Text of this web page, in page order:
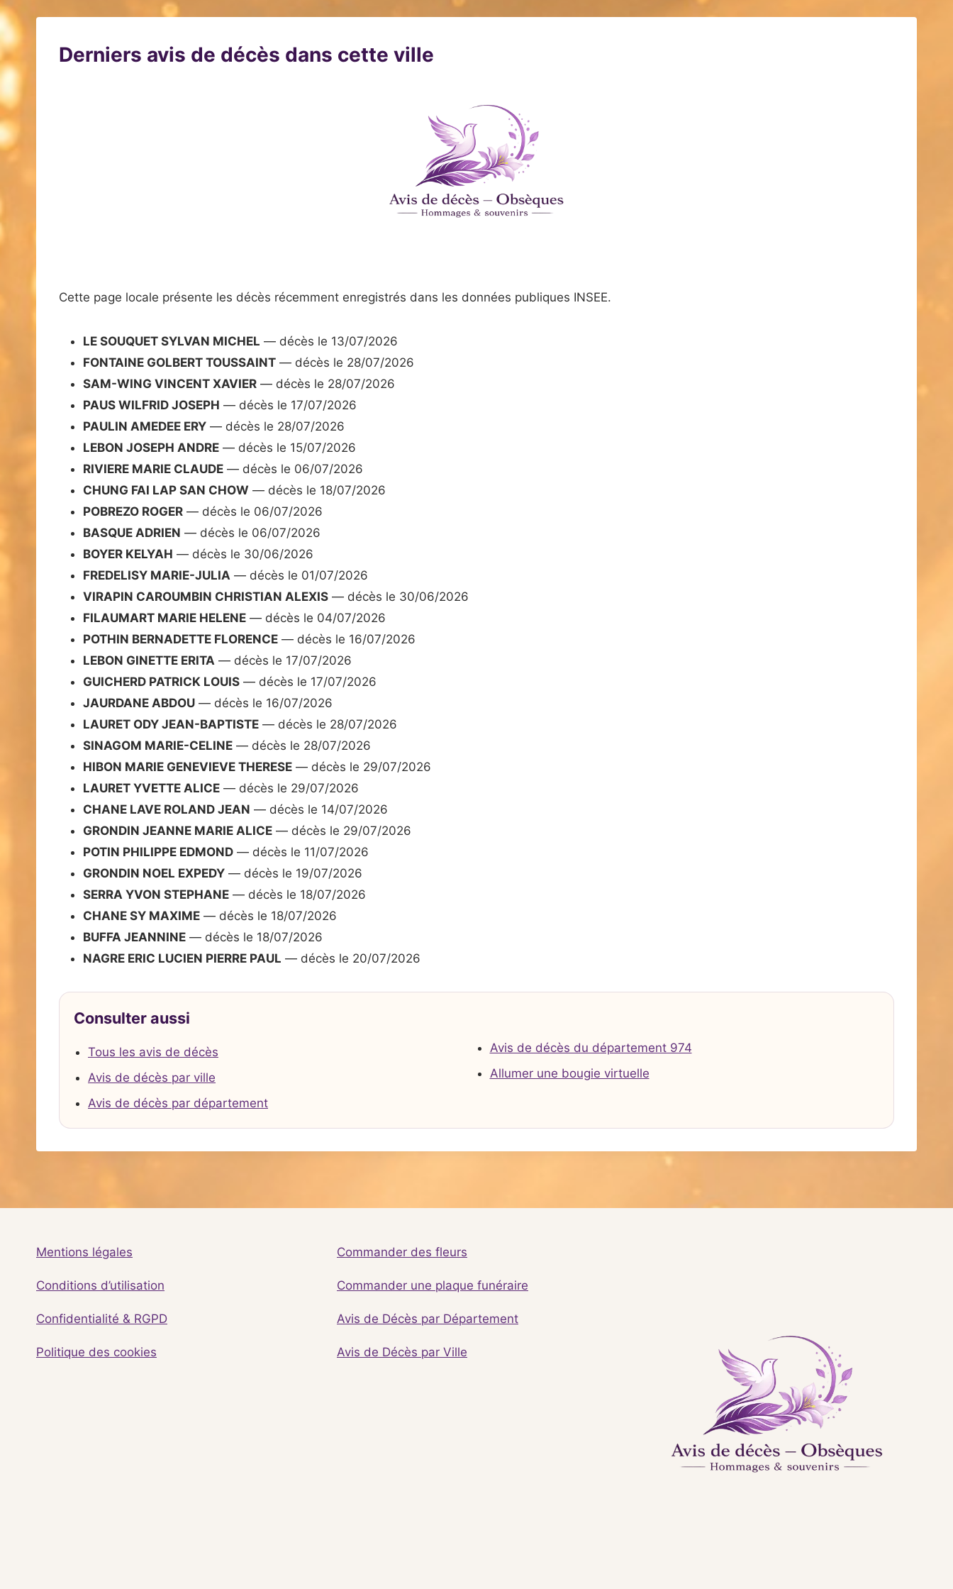
Derniers avis de décès dans cette ville
Cette page locale présente les décès récemment enregistrés dans les données publiques INSEE.
LE SOUQUET SYLVAN MICHEL — décès le 13/07/2026
FONTAINE GOLBERT TOUSSAINT — décès le 28/07/2026
SAM-WING VINCENT XAVIER — décès le 28/07/2026
PAUS WILFRID JOSEPH — décès le 17/07/2026
PAULIN AMEDEE ERY — décès le 28/07/2026
LEBON JOSEPH ANDRE — décès le 15/07/2026
RIVIERE MARIE CLAUDE — décès le 06/07/2026
CHUNG FAI LAP SAN CHOW — décès le 18/07/2026
POBREZO ROGER — décès le 06/07/2026
BASQUE ADRIEN — décès le 06/07/2026
BOYER KELYAH — décès le 30/06/2026
FREDELISY MARIE-JULIA — décès le 01/07/2026
VIRAPIN CAROUMBIN CHRISTIAN ALEXIS — décès le 30/06/2026
FILAUMART MARIE HELENE — décès le 04/07/2026
POTHIN BERNADETTE FLORENCE — décès le 16/07/2026
LEBON GINETTE ERITA — décès le 17/07/2026
GUICHERD PATRICK LOUIS — décès le 17/07/2026
JAURDANE ABDOU — décès le 16/07/2026
LAURET ODY JEAN-BAPTISTE — décès le 28/07/2026
SINAGOM MARIE-CELINE — décès le 28/07/2026
HIBON MARIE GENEVIEVE THERESE — décès le 29/07/2026
LAURET YVETTE ALICE — décès le 29/07/2026
CHANE LAVE ROLAND JEAN — décès le 14/07/2026
GRONDIN JEANNE MARIE ALICE — décès le 29/07/2026
POTIN PHILIPPE EDMOND — décès le 11/07/2026
GRONDIN NOEL EXPEDY — décès le 19/07/2026
SERRA YVON STEPHANE — décès le 18/07/2026
CHANE SY MAXIME — décès le 18/07/2026
BUFFA JEANNINE — décès le 18/07/2026
NAGRE ERIC LUCIEN PIERRE PAUL — décès le 20/07/2026
Consulter aussi
Tous les avis de décès
Avis de décès par ville
Avis de décès par département
Avis de décès du département 974
Allumer une bougie virtuelle
Mentions légales
Conditions d’utilisation
Confidentialité & RGPD
Politique des cookies
Commander des fleurs
Commander une plaque funéraire
Avis de Décès par Département
Avis de Décès par Ville